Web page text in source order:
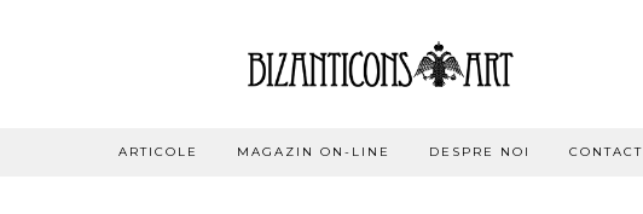
ARTICOLE MAGAZIN ON-LINE DESPRE NOI CONTACT